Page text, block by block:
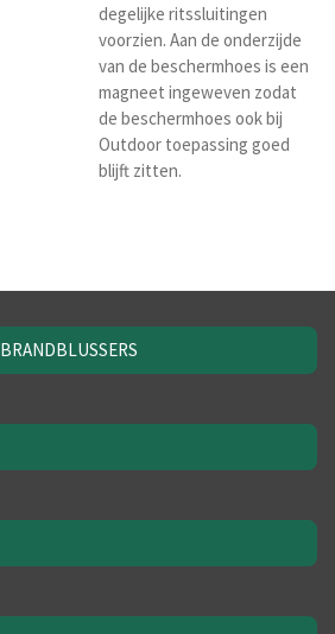
degelijke ritssluitingen
voorzien. Aan de onderzijde
van de beschermhoes is een
magneet ingeweven zodat
de beschermhoes ook bij
Outdoor toepassing goed
blijft zitten.
BRANDBLUSSERS